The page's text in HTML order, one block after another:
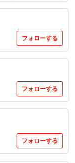
フォローする
フォローする
フォローする